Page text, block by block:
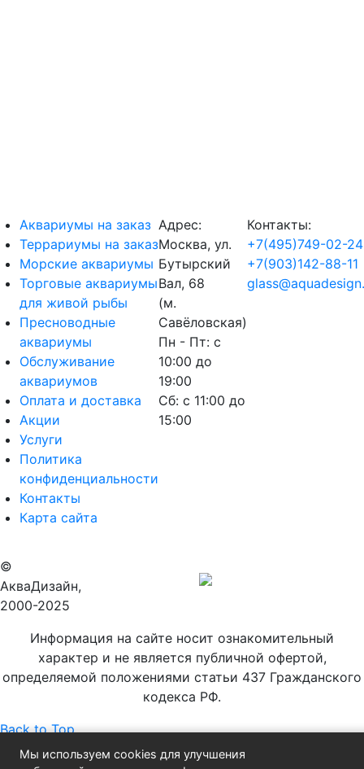
Аквариумы на заказ
Террариумы на заказ
Морские аквариумы
Торговые аквариумы
для живой рыбы
Пресноводные
аквариумы
Обслуживание
аквариумов
Оплата и доставка
Акции
Услуги
Политика
конфиденциальности
Контакты
Карта сайта
Адрес:
Москва, ул.
Бутырский
Вал, 68
(м.
Савёловская)
Пн - Пт: с
10:00 до
19:00
Сб: с 11:00 до
15:00
Контакты:
+7(495)749-02-24
+7(903)142-88-11
©
АкваДизайн,
2000-2025
Информация на сайте носит ознакомительный
характер и не является публичной офертой,
определяемой положениями статьи 437 Гражданского
кодекса РФ.
Back to Top
Мы используем cookies для улучшения